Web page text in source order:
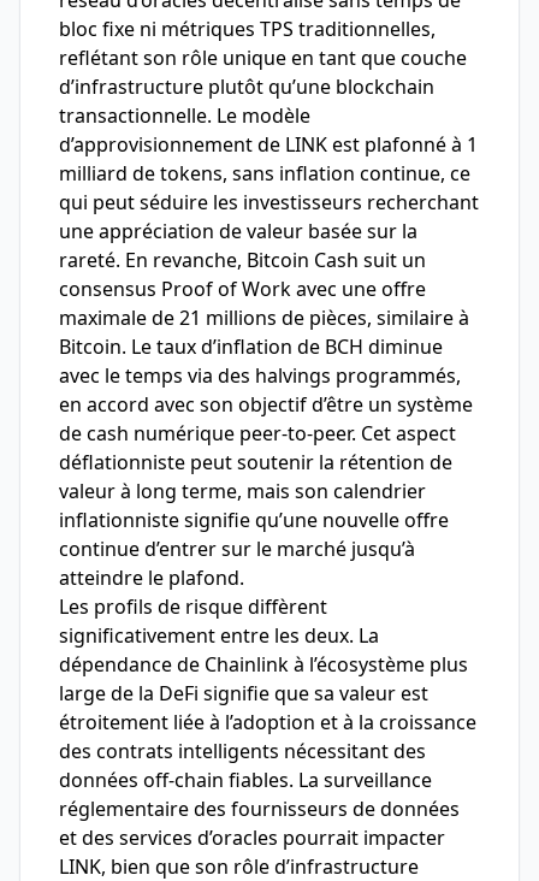
bloc fixe ni métriques TPS traditionnelles,
reflétant son rôle unique en tant que couche
d’infrastructure plutôt qu’une blockchain
transactionnelle. Le modèle
d’approvisionnement de LINK est plafonné à 1
milliard de tokens, sans inflation continue, ce
qui peut séduire les investisseurs recherchant
une appréciation de valeur basée sur la
rareté. En revanche, Bitcoin Cash suit un
consensus Proof of Work avec une offre
maximale de 21 millions de pièces, similaire à
Bitcoin. Le taux d’inflation de BCH diminue
avec le temps via des halvings programmés,
en accord avec son objectif d’être un système
de cash numérique peer-to-peer. Cet aspect
déflationniste peut soutenir la rétention de
valeur à long terme, mais son calendrier
inflationniste signifie qu’une nouvelle offre
continue d’entrer sur le marché jusqu’à
atteindre le plafond.
Les profils de risque diffèrent
significativement entre les deux. La
dépendance de Chainlink à l’écosystème plus
large de la DeFi signifie que sa valeur est
étroitement liée à l’adoption et à la croissance
des contrats intelligents nécessitant des
données off-chain fiables. La surveillance
réglementaire des fournisseurs de données
et des services d’oracles pourrait impacter
LINK, bien que son rôle d’infrastructure